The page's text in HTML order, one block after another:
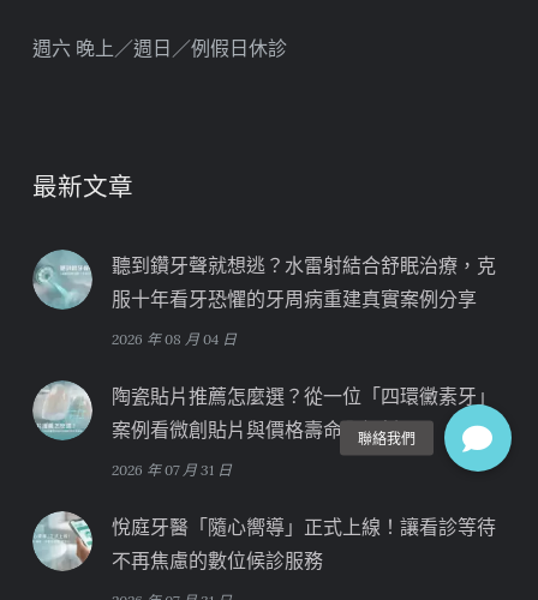
週六 晚上／週日／例假日休診
最新文章
聽到鑽牙聲就想逃？水雷射結合舒眠治療，克
服十年看牙恐懼的牙周病重建真實案例分享
2026 年 08 月 04 日
陶瓷貼片推薦怎麼選？從一位「四環黴素牙」
案例看微創貼片與價格壽命全解析
2026 年 07 月 31 日
悅庭牙醫「隨心嚮導」正式上線！讓看診等待
不再焦慮的數位候診服務